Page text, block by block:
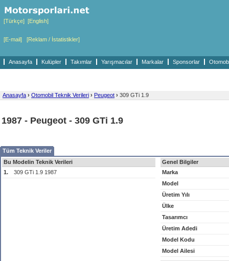
[Türkçe] [English]
[E-mail] [Reklam / İstatistikler]
Anasayfa Kulüpler Takımlar Yarışmacılar Markalar Sponsorlar
Anasayfa › Otomobil Teknik Verileri › Peugeot › 309 GTi 1.9
1987 - Peugeot - 309 GTi 1.9
Tüm Teknik Veriler
Bu Modelin Teknik Verileri
1.
309 GTi 1.9 1987
Genel Bilgiler
Marka
Model
Üretim Yılı
Ülke
Tasarımcı
Üretim Adedi
Model Kodu
Model Ailesi